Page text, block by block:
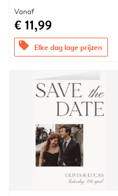
Vanaf
€ 11,99
offers Elke dag lage prijzen